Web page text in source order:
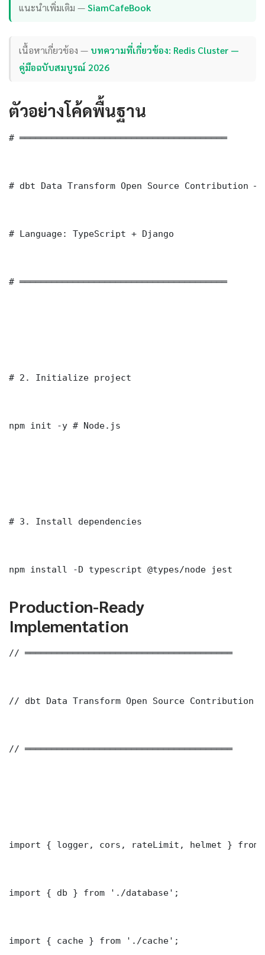
แนะนำเพิ่มเติม —SiamCafeBook
เนื้อหาเกี่ยวข้อง — บทความที่เกี่ยวข้อง: Redis Cluster —
คู่มือฉบับสมบูรณ์ 2026
ตัวอย่างโค้ดพื้นฐาน
# ═══════════════════════════════════════
# dbt Data Transform Open Source Contribution —
# Language: TypeScript + Django
# ═══════════════════════════════════════
# 2. Initialize project
npm init -y # Node.js
# 3. Install dependencies
npm install -D typescript @types/node jest
Production-Ready
Implementation
// ═══════════════════════════════════════
// dbt Data Transform Open Source Contribution
// ═══════════════════════════════════════
import { logger, cors, rateLimit, helmet } from
import { db } from './database';
import { cache } from './cache';